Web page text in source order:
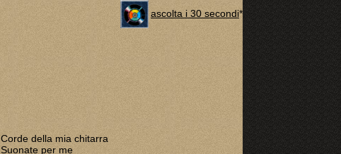
ascolta i 30 secondi*
Corde della mia chitarra
Suonate per me